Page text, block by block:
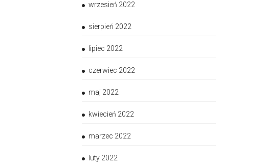
wrzesień 2022
sierpień 2022
lipiec 2022
czerwiec 2022
maj 2022
kwiecień 2022
marzec 2022
luty 2022